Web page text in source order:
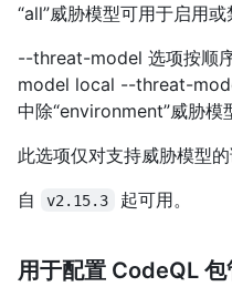
“all”威胁模型可用于启用或
--threat-model 选项按顺
model local --threat-
中除“environment”威胁模
此选项仅对支持威胁模型的
自
v2.15.3 起可用。
用于配置 CodeQL